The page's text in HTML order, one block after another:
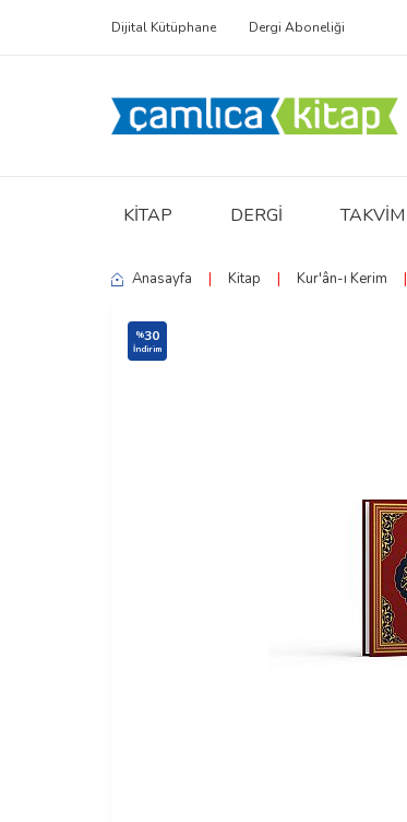
Dijital Kütüphane Dergi Aboneliği
KITAP DERGI TAKVIM
Anasayfa | Kitap | Kur'ân-ı Kerim |
%30
İndirim